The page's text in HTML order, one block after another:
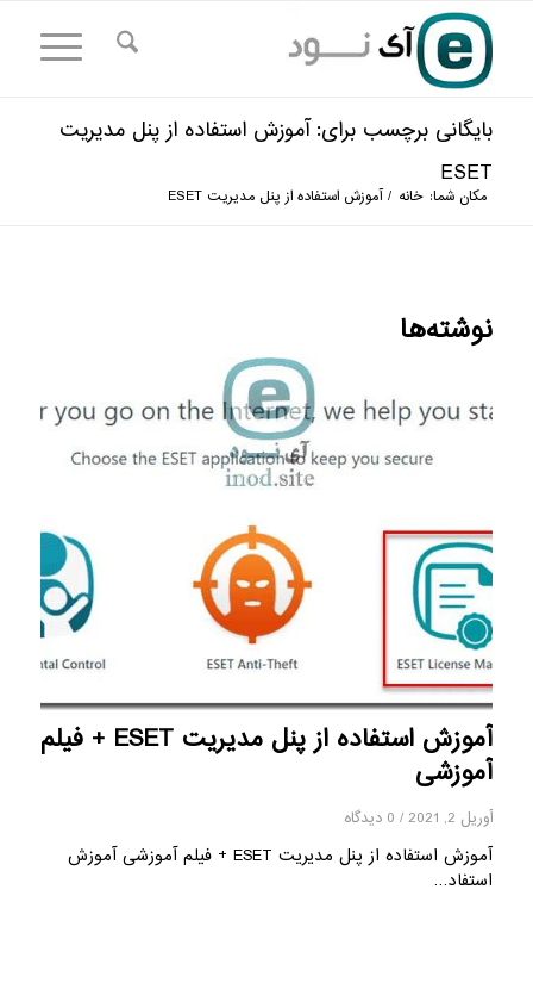
بایگانی برچسب برای: آموزش استفاده از پنل مدیریت
ESET
مکان شما: خانه / آموزش استفاده از پنل مدیریت ESET
نوشته‌ها
آموزش استفاده از پنل مدیریت ESET + فیلم
آموزشی
آوریل 2, 2021 / 0 دیدگاه
آموزش استفاده از پنل مدیریت ESET + فیلم آموزشی آموزش
استفاد…